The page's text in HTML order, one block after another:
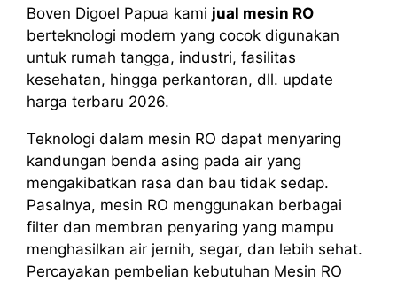
Boven Digoel Papua kami jual mesin RO
berteknologi modern yang cocok digunakan
untuk rumah tangga, industri, fasilitas
kesehatan, hingga perkantoran, dll. update
harga terbaru 2026.
Teknologi dalam mesin RO dapat menyaring
kandungan benda asing pada air yang
mengakibatkan rasa dan bau tidak sedap.
Pasalnya, mesin RO menggunakan berbagai
filter dan membran penyaring yang mampu
menghasilkan air jernih, segar, dan lebih sehat.
Percayakan pembelian kebutuhan Mesin RO